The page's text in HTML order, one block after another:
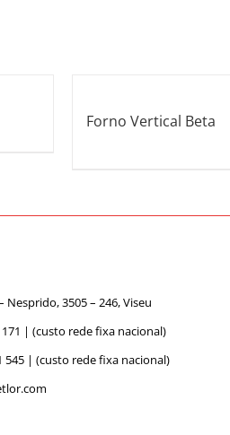
Forno Vertical Beta
Nesprido, 3505 – 246, Viseu
| (custo rede fixa nacional)
545 | (custo rede fixa nacional)